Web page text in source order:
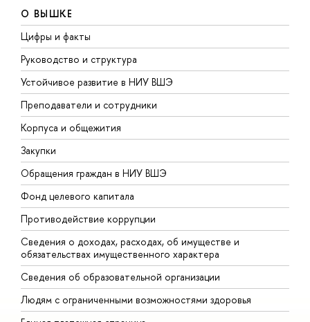
О ВЫШКЕ
Цифры и факты
Руководство и структура
Устойчивое развитие в НИУ ВШЭ
Преподаватели и сотрудники
Корпуса и общежития
Закупки
Обращения граждан в НИУ ВШЭ
Фонд целевого капитала
Противодействие коррупции
Сведения о доходах, расходах, об имуществе и
обязательствах имущественного характера
Сведения об образовательной организации
Людям с ограниченными возможностями здоровья